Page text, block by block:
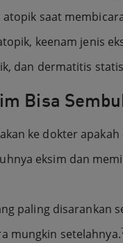
saat
keenam jenis
dan dermatitis
Bisa
ke dokter
eksim dan
paling disarankan
mungkin setelahnya.